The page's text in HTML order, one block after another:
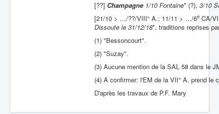
[??] Champagne 1/10 Fontaine* (?), 3/10
[21/10 > …/??/VIII° A.; 11/11 > …/6e CA/
Dissoute le 31/12/18*, traditions reprises
(1) "Bessoncourt".
(2) "Suzay".
(3) Aucune mention de la SAL 58 dans le
(4) A confirmer: l'EM de la VII° A. prend le
D'après les travaux de P.F. Mary